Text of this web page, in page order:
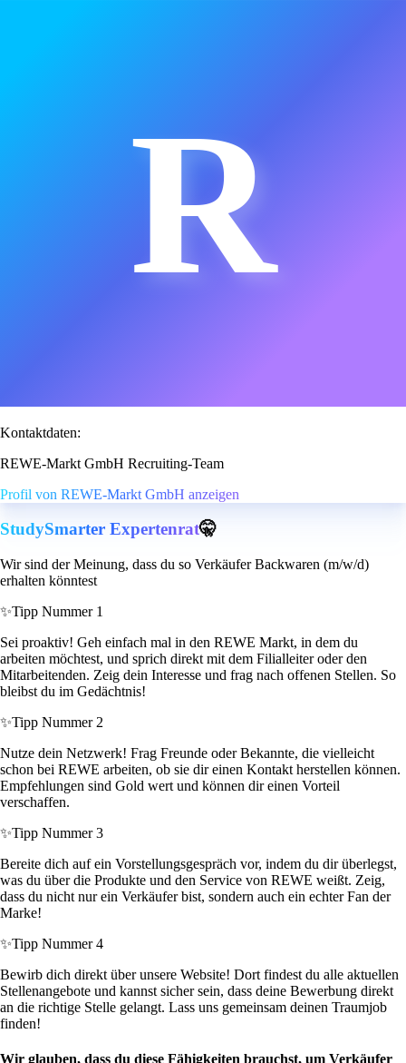
R
Kontaktdaten:
REWE-Markt GmbH Recruiting-Team
Profil von REWE-Markt GmbH anzeigen
StudySmarter Expertenrat🤫
Wir sind der Meinung, dass du so Verkäufer Backwaren (m/w/d)
erhalten könntest
✨Tipp Nummer 1
Sei proaktiv! Geh einfach mal in den REWE Markt, in dem du
arbeiten möchtest, und sprich direkt mit dem Filialleiter oder den
Mitarbeitenden. Zeig dein Interesse und frag nach offenen Stellen. So
bleibst du im Gedächtnis!
✨Tipp Nummer 2
Nutze dein Netzwerk! Frag Freunde oder Bekannte, die vielleicht
schon bei REWE arbeiten, ob sie dir einen Kontakt herstellen können.
Empfehlungen sind Gold wert und können dir einen Vorteil
verschaffen.
✨Tipp Nummer 3
Bereite dich auf ein Vorstellungsgespräch vor, indem du dir überlegst,
was du über die Produkte und den Service von REWE weißt. Zeig,
dass du nicht nur ein Verkäufer bist, sondern auch ein echter Fan der
Marke!
✨Tipp Nummer 4
Bewirb dich direkt über unsere Website! Dort findest du alle aktuellen
Stellenangebote und kannst sicher sein, dass deine Bewerbung direkt
an die richtige Stelle gelangt. Lass uns gemeinsam deinen Traumjob
finden!
Wir glauben, dass du diese Fähigkeiten brauchst, um Verkäufer